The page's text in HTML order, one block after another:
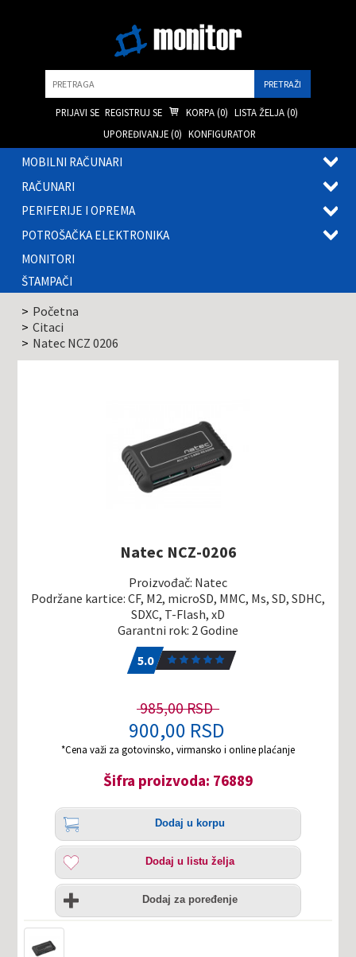
PRIJAVI SE REGISTRUJ SE KORPA (0) LISTA ŽELJA (0)
UPOREĐIVANJE (0) KONFIGURATOR
MOBILNI RAČUNARI
RAČUNARI
PERIFERIJE I OPREMA
POTROŠAČKA ELEKTRONIKA
MONITORI
ŠTAMPAČI
Početna
Citaci
Natec NCZ 0206
Natec NCZ-0206
Proizvođač: Natec
Podržane kartice: CF, M2, microSD, MMC, Ms, SD, SDHC,
SDXC, T-Flash, xD
Garantni rok: 2 Godine
5.0
985,00 RSD
900,00 RSD
*Cena važi za gotovinsko, virmansko i online plaćanje
Šifra proizvoda: 76889
Količina
Dodaj
korpu
Dodaj u korpu
Dodaj
listu
želja
Dodaj u listu želja
Uporedi
Dodaj za poređenje